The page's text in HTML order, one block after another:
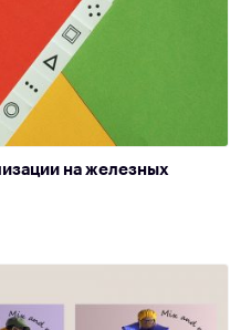
на железных